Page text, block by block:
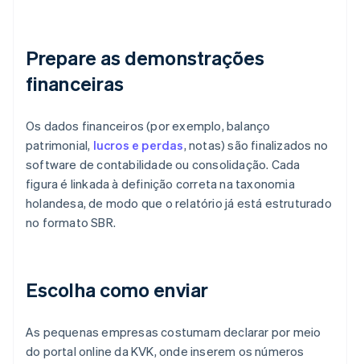
Prepare as demonstrações
financeiras
Os dados financeiros (por exemplo, balanço
patrimonial, lucros e perdas, notas) são finalizados no
software de contabilidade ou consolidação. Cada
figura é linkada à definição correta na taxonomia
holandesa, de modo que o relatório já está estruturado
no formato SBR.
Escolha como enviar
As pequenas empresas costumam declarar por meio
do portal online da KVK, onde inserem os números